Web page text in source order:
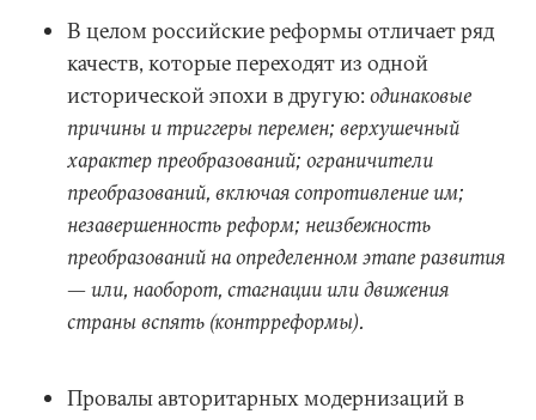
В целом российские реформы отличает ряд
качеств, которые переходят из одной
исторической эпохи в другую:одинаковые
причины и триггеры перемен; верхушечный
характер преобразований; ограничители
преобразований, включая сопротивление им;
незавершенность реформ; неизбежность
преобразований на определенном этапе развития
— или, наоборот, стагнации или движения
страны вспять (контрреформы).
Провалы авторитарных модернизаций в